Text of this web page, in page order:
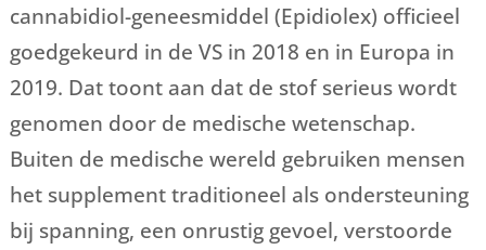
cannabidiol-geneesmiddel (Epidiolex) officieel
goedgekeurd in de VS in 2018 en in Europa in
2019. Dat toont aan dat de stof serieus wordt
genomen door de medische wetenschap.
Buiten de medische wereld gebruiken mensen
het supplement traditioneel als ondersteuning
bij spanning, een onrustig gevoel, verstoorde